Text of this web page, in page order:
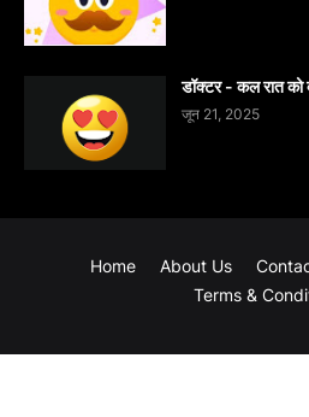
डॉक्टर - कल रात को
जून 21, 2025
Home About Us
Terms &